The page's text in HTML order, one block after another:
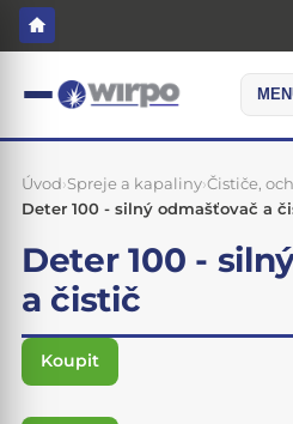
Úvod›Spreje a kapaliny›Čističe,
Deter 100 - silný odmašťovač a
Deter 100 -
a čistič
Koupit